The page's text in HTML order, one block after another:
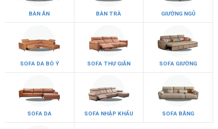
BÀN ĂN BÀN TRÀ GIƯỜNG NGỦ
SOFA DA BÒ Ý SOFA THƯ GIÃN SOFA GIƯỜNG
SOFA DA SOFA NHẬP KHẨU SOFA BĂNG